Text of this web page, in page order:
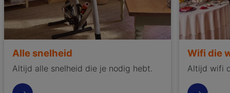
Alle snelheid
Altijd alle snelheid die je nodig hebt.
Wifi die
Altijd wifi